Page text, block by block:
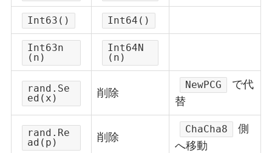
Int63() Int64()
Int63n
(n)
Int64N
(n)
rand.Se
ed(x)
削除
NewPCG
で代
替
rand.Re
ad(p)
削除
ChaCha8
側
へ移動